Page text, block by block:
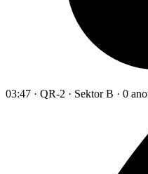
03:47 · QR-2 · Sektor B · 0